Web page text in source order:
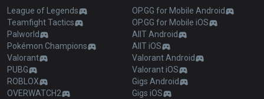
League of Legends
Teamfight Tactics
Palworld
Pokémon Champions
Valorant
PUBG
ROBLOX
OVERWATCH2
OP.GG for Mobile Android
OP.GG for Mobile iOS
AllT Android
AllT iOS
Valorant Android
Valorant iOS
Gigs Android
Gigs iOS